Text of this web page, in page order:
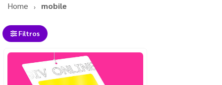
Home mobile
Filtros